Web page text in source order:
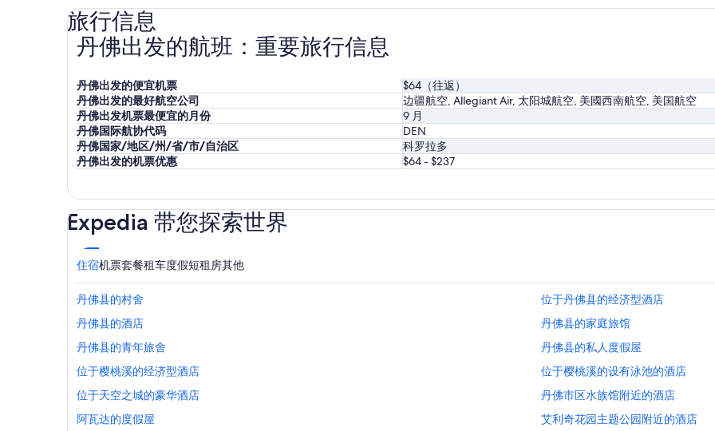
前
旅行信息
丹佛出发的航班：重要旅行信息
丹佛出发的便宜机票
$64（往返）
丹佛出发的最好航空公司
边疆航空, Allegiant Air, 太阳城航空, 美國西南航空, 美国航空
丹佛出发机票最便宜的月份
9 月
丹佛国际航协代码
DEN
丹佛国家/地区/州/省/市/自治区
科罗拉多
丹佛出发的机票优惠
$64 - $237
Expedia 带您探索世界
住宿机票套餐租车度假短租房其他
丹佛县的村舍
位于丹佛县的经济型酒店
丹佛县的酒店
丹佛县的家庭旅馆
丹佛县的青年旅舍
丹佛县的私人度假屋
位于樱桃溪的经济型酒店
位于樱桃溪的设有泳池的酒店
位于天空之城的豪华酒店
丹佛市区水族馆附近的酒店
阿瓦达的度假屋
艾利奇花园主题公园附近的酒店